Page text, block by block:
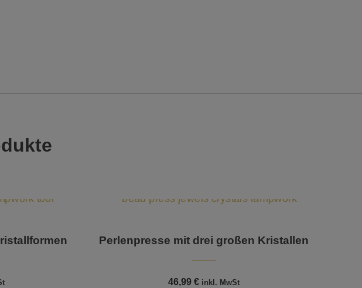
Perlenpresse mit drei großen Kristallen
46,99€ inkl. MwSt